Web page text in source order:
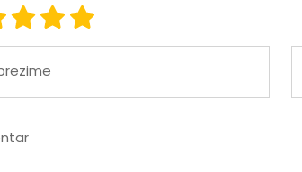
Ocena 5
Ocena 4
Ocena 3
2
1